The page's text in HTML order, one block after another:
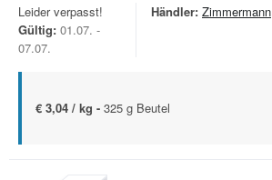
Leider verpasst!
Gültig: 01.07. -
07.07.
Händler: Zimmermann
€ 3,04 / kg - 325 g Beutel